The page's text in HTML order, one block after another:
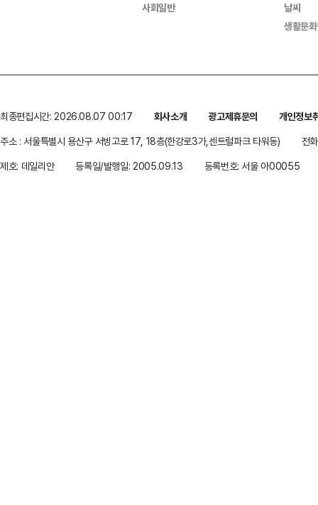
사회일반
날씨
생활문
최종편집시간: 2026.08.07 00:17 회사소개 광고제휴문의
개인정보
주소 : 서울특별시 용산구 서빙고로 17, 18층(한강로3가,센트럴파크 타워동)
전
제호: 데일리안
등록일/발행일: 2005.09.13 등록번호: 서울 아00055